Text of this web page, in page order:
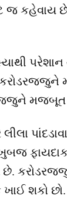
જ
પરેશાન
મજબૂત
ખાઈ શકો છો.